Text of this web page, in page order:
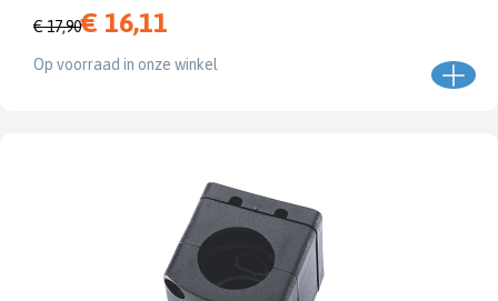
€ 17,90€ 16,11
Op voorraad in onze winkel